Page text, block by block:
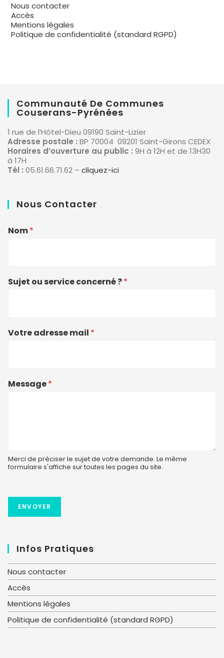
Nous contacter
Accès
Mentions légales
Politique de confidentialité (standard RGPD)
Communauté De Communes
Couserans-Pyrénées
1 rue de l’Hôtel-Dieu 09190 Saint-Lizier
Adresse postale : BP 70004 09201 Saint-Girons CEDEX
Horaires d’ouverture au public : 9H à 12H et de 13H30
à 17H
Tél : 05.61.66.71.62 – cliquez-ici
Nous Contacter
Nom*
Sujet ou service concerné ?*
Votre adresse mail *
Message*
Merci de préciser le sujet de votre demande. Le même
formulaire s'affiche sur toutes les pages du site.
ENVOYER
Infos Pratiques
Nous contacter
Accès
Mentions légales
Politique de confidentialité (standard RGPD)